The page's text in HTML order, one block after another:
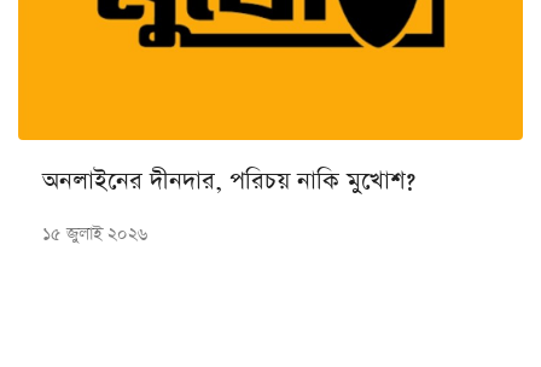
অনলাইনের দীনদার, পরিচয় নাকি মুখোশ?
১৫ জুলাই ২০২৬